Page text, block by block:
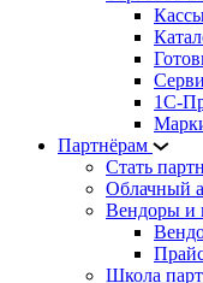
1С-
Партнёрам
Стать
Облачный
Вендоры и
Школа